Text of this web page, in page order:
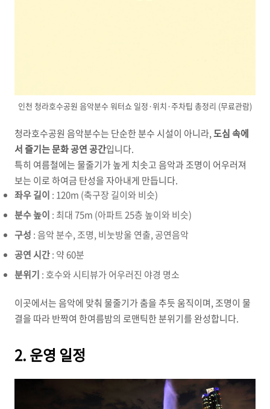
인천 청라호수공원 음악분수 워터쇼 일정·위치·주차팁 총정리 (무료관람)
청라호수공원 음악분수는 단순한 분수 시설이 아니라,도심 속에
서 즐기는 문화 공연 공간입니다.
특히 여름철에는 물줄기가 높게 치솟고 음악과 조명이 어우러져
보는 이로 하여금 탄성을 자아내게 만듭니다.
좌우 길이 : 120m (축구장 길이와 비슷)
분수 높이 : 최대 75m (아파트 25층 높이와 비슷)
구성 : 음악 분수, 조명, 비눗방울 연출, 공연음악
공연 시간: 약 60분
분위기 : 호수와 시티뷰가 어우러진 야경 명소
이곳에서는 음악에 맞춰 물줄기가 춤을 추듯 움직이며, 조명이 물
결을 따라 반짝여 한여름밤의 로맨틱한 분위기를 완성합니다.
2. 운영 일정